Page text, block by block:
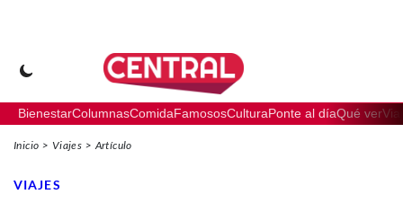
BienestarColumnasComidaFamososCulturaPonte al díaQué ver
Inicio Viajes Artículo
VIAJES